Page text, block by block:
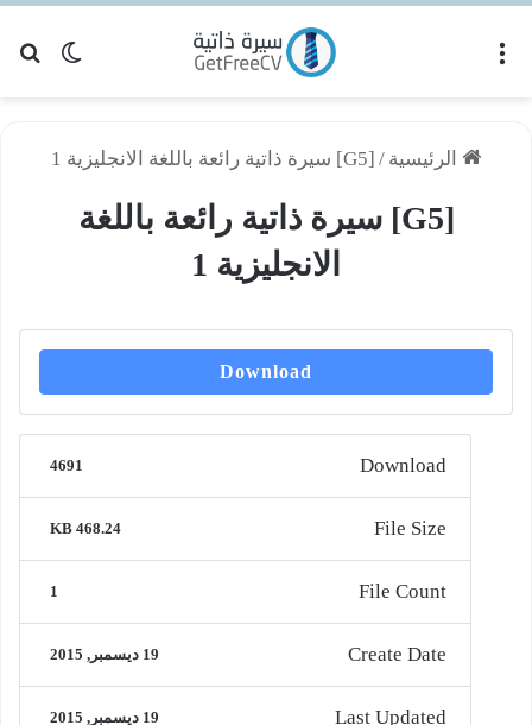
الوضع
الرئيسية / [G5] سيرة ذاتية رائعة باللغة الانجليزية 1
[G5] سيرة ذاتية رائعة باللغة
الانجليزية 1
Download
Download
4691
File Size
468.24 KB
File Count
1
Create Date 19 ديسمبر, 2015
Last Updated 19 ديسمبر, 2015